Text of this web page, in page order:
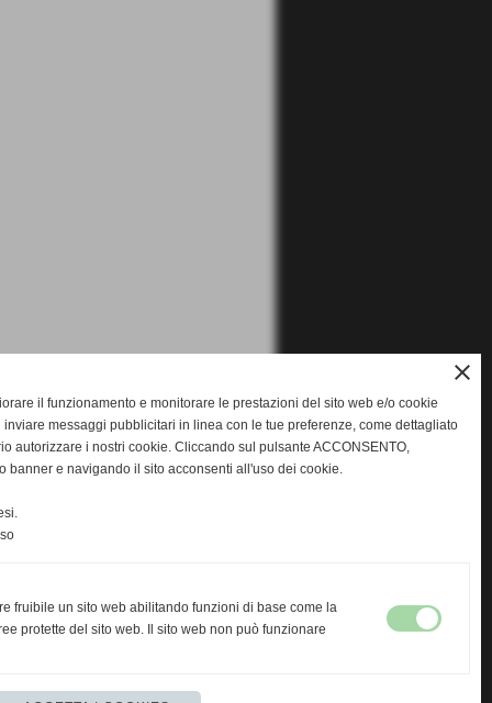
close
il funzionamento e monitorare le prestazioni del sito web e/o cookie
messaggi pubblicitari in linea con le tue preferenze, come dettagliato
autorizzare i nostri cookie. Cliccando sul pulsante ACCONSENTO,
banner e navigando il sito acconsenti all'uso dei cookie.
fruibile un sito web abilitando funzioni di base come la
protette del sito web. Il sito web non può funzionare